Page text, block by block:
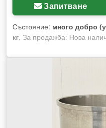
Запитване
Състояние: много добро
кг, За продажба: Нова
миксери W240 (A) В
Цена за брой: €4600 EXW
предлага отстъпка по